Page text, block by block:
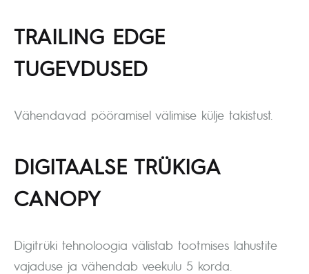
TRAILING EDGE
TUGEVDUSED
Vähendavad pööramisel välimise külje takistust.
DIGITAALSE TRÜKIGA
CANOPY
Digitrüki tehnoloogia välistab tootmises lahustite
vajaduse ja vähendab veekulu 5 korda.